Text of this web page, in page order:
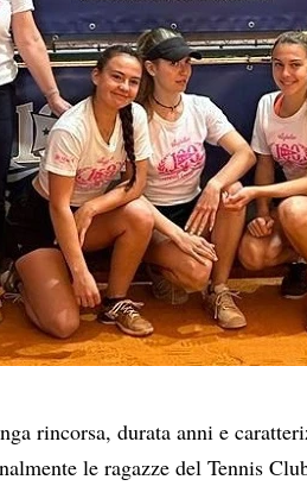
rincorsa, durata anni e
le ragazze del Tennis